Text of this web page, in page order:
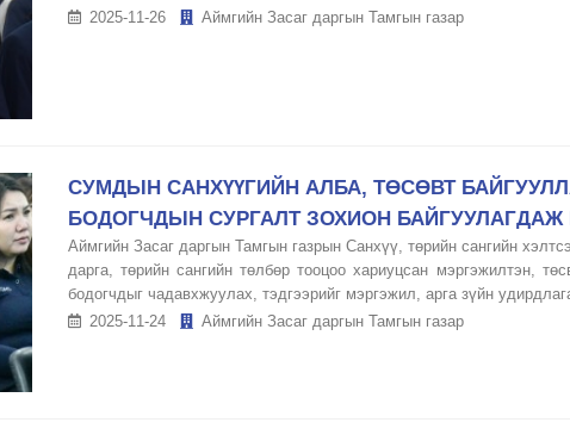
2025-11-26 Аймгийн Засаг даргын Тамгын газар
СУМДЫН САНХҮҮГИЙН АЛБА, ТӨСӨВТ
БОДОГЧДЫН СУРГАЛТ ЗОХИОН БАЙГУУЛАГДАЖ
Аймгийн Засаг даргын Тамгын газрын Санхүү, төрийн сангийн
дарга, төрийн сангийн төлбөр тооцоо хариуцсан мэргэжилтэн,
бодогчдыг чадавхжуулах, тэдгээрийг мэргэжил, арга зүйн
2025-11-24 Аймгийн Засаг даргын Тамгын газар